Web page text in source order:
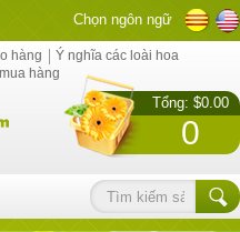
Chọn ngôn ngữ
Tổng: $0.00
0
hàng
Ý nghĩa các loài hoa
hàng